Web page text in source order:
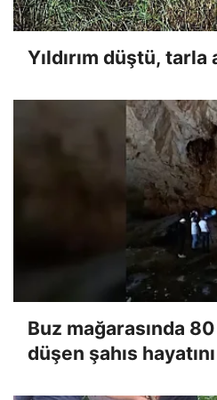
Yıldırım düştü, tarla
Buz mağarasında
düşen şahıs